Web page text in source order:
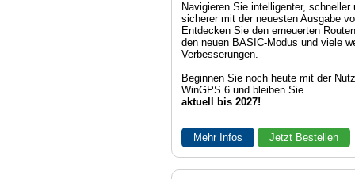
Navigieren Sie intelligenter, schneller
sicherer mit der neuesten Ausgabe
Entdecken Sie den erneuerten
den neuen BASIC-Modus und viele
Verbesserungen.
Beginnen Sie noch heute mit der
WinGPS 6 und bleiben Sie
aktuell bis 2027!
Mehr Infos Jetzt Bestellen